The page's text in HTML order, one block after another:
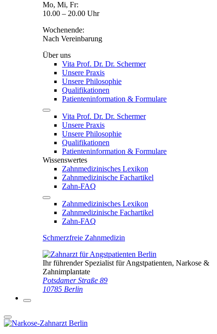
Mo, Mi, Fr:
10.00 – 20.00 Uhr
Wochenende:
Nach Vereinbarung
Über uns
Vita Prof. Dr. Dr. Schermer
Unsere Praxis
Unsere Philosophie
Qualifikationen
Patienten­information & Formulare
Vita Prof. Dr. Dr. Schermer
Unsere Praxis
Unsere Philosophie
Qualifikationen
Patienten­information & Formulare
Wissenswertes
Zahnmedizinisches Lexikon
Zahnmedizinische Fachartikel
Zahn-FAQ
Zahnmedizinisches Lexikon
Zahnmedizinische Fachartikel
Zahn-FAQ
Schmerzfreie Zahnmedizin
Ihr führender Spezialist für Angstpatienten, Narkose &
Zahnimplantate
Potsdamer Straße 89
10785 Berlin